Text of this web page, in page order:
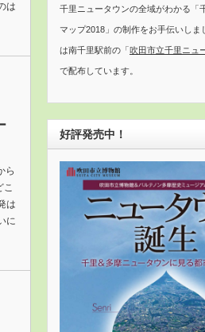
は
ら
こ
は
に
千里ニュータウンの全域がわかる「
マップ2018」の制作をお手伝いしま
は南千里駅前の「 吹田市立千里ニュ
で配布しています。
好評発売中！